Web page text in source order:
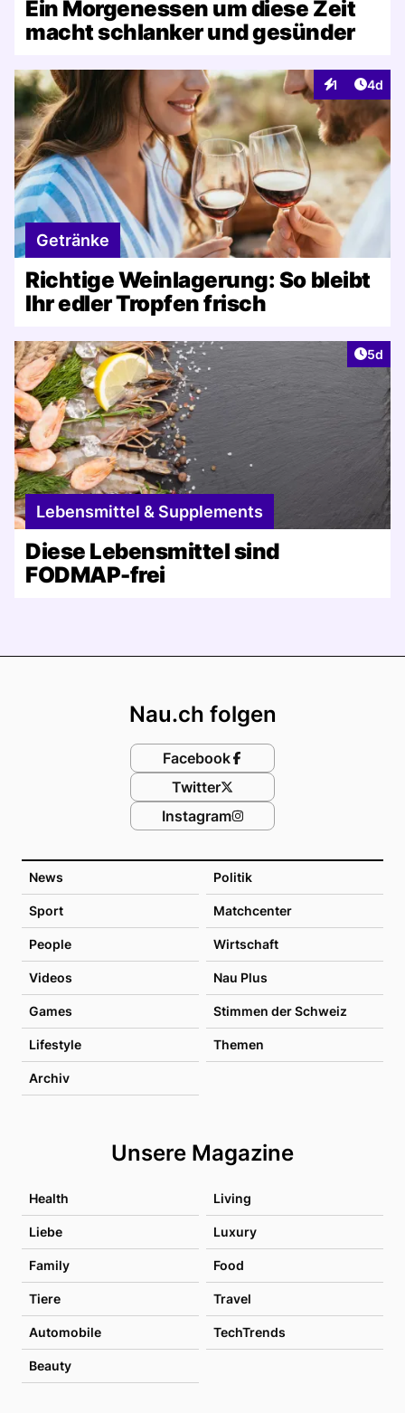
Ein Morgenessen um diese Zeit
macht schlanker und gesünder
1
Interaktionen
4d
Getränke
Richtige Weinlagerung: So bleibt
Ihr edler Tropfen frisch
5d
Lebensmittel & Supplements
Diese Lebensmittel sind
FODMAP-frei
News Politik
Sport Matchcenter
People Wirtschaft
Videos Nau Plus
Games Stimmen der Schweiz
Lifestyle Themen
Archiv
Unsere Magazine
Health Living
Liebe Luxury
Family Food
Tiere Travel
Automobile TechTrends
Beauty
Nau.ch folgen
Facebook
Twitter
Instagram